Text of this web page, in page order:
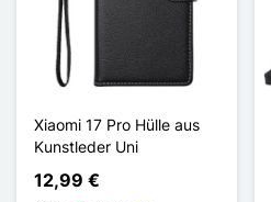
Xiaomi 17 Pro Hülle aus
Kunstleder Uni
12,99 €